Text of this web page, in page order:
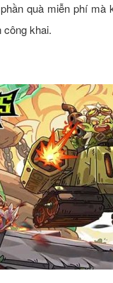
quà miễn phí
công khai.